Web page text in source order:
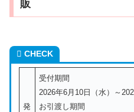
販
CHECK
発
受付期間
2026年6月10日（水）～
お引渡し期間